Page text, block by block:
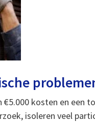
€5.000 kosten en een
isoleren veel